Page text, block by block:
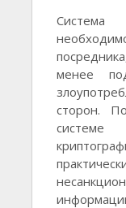
менее
сторон.